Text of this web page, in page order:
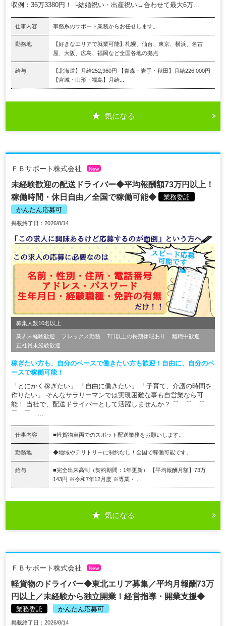
収例：36万3380円！ └結婚祝い・出産祝い→合わせて最大6万...
仕事内容 事務系のサポート業務からお任せします。
勤務地
【好きなエリアで就業可能】札幌、仙台、東京、横浜、名古
屋、大阪、広島、福岡など全国各地の拠点
給与
【北海道】月給252,960円 【青森・岩手・秋田】月給226,000円
【宮城・山形・福島】月給...
気になる
ＦＢサポート株式会社 New
未経験歓迎の配送ドライバー◆平均報酬額73万円以上！
稼働時間・休日自由／全国で稼働可能◆
業務委託
かんたん応募可
掲載終了日：2026/8/14
募集人数10名以上
業界未経験歓迎 フレックス勤務 7日以上の長期休暇あり
離職中歓迎
正社員未経験歓迎
稼ぎたい方も、自分のペースで働きたい方も歓迎！自由に、自分のペ
ースで稼働可能！
「とにかく稼ぎたい」 「自由に働きたい」 「子育て、介護の時間を
作りたい」 そんなサラリーマンでは実現困難な事も自営業なら可
能！ 当社で、配送ドライバーとして活躍しませんか？ ⌒ ⌒ ⌒
⌒ ⌒ ...
仕事内容 ■軽貨物車両でのスポット配送業務をお願いします。
勤務地 ◆地域やテリトリーに制約なし！全国で稼働可能です。
給与
■完全出来高制（契約期間：1年更新） 【平均報酬月額】73万
143円 ※令和7年12月度 ※専業・...
気になる
ＦＢサポート株式会社 New
軽貨物のドライバー◆東北エリア募集／平均月報酬73万
円以上／未経験から独立開業！経営指導・開業支援◆
業務委託 かんたん応募可
掲載終了日：2026/8/14